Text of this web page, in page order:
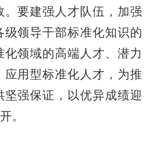
。要建强人才队伍，加强
级领导干部标准化知识的
领域的高端人才、潜力
应用型标准化人才，为推
强保证，以优异成绩迎
。